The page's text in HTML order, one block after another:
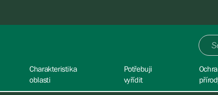
Charakteristika
oblasti
Potřebuji
vyřídit